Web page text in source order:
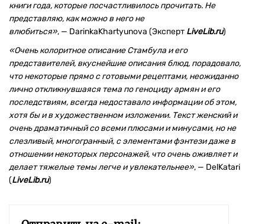
книги года, которые посчастливилось прочитать. Не
представляю, как можно в него не
влюбиться», — DarinkaKhartyunova (Эксперт LiveLib.ru)
«Очень колоритное описание Стамбула и его
представителей, вкуснейшие описания блюд, порадовало,
что некоторые прямо с готовыми рецептами, неожиданно
лично откликнувшаяся тема по геноциду армян и его
последствиям, всегда недоставало информации об этом,
хотя бы и в художественном изложении. Текст женский и
очень драматичный со всеми плюсами и минусами, но не
слезливый, многогранный, с элементами фэнтези даже в
отношении некоторых персонажей, что очень оживляет и
делает тяжелые темы легче и увлекательнее», — DelKatari
(LiveLib.ru)